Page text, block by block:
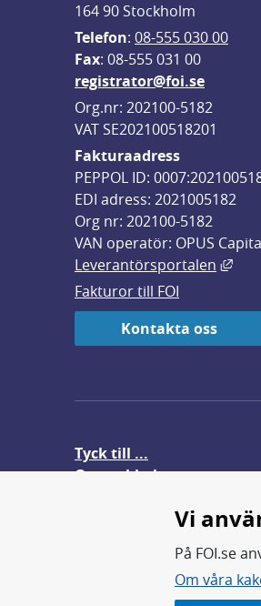
164 90 Stockholm
Telefon: 08-555 030 00
Fax: 08-555 031 00
registrator@foi.se
Org.nr: 202100-5182
VAT SE202100518201
Fakturaadress
PEPPOL ID:
EDI adress: 2021005182
Org nr: 202100-5182
VAN operatör: OPUS Capita
Leverantörsportalen
Fakturor till FOI
Kontakta oss
Tyck till ...
Om webbplatsen
FOI
Vi
På FOI.se
Om våra